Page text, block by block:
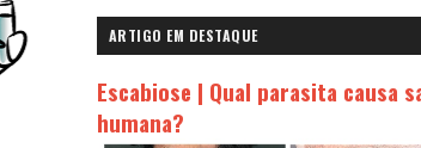
ARTIGO EM DESTAQUE
Escabiose | Qual parasita causa
humana?